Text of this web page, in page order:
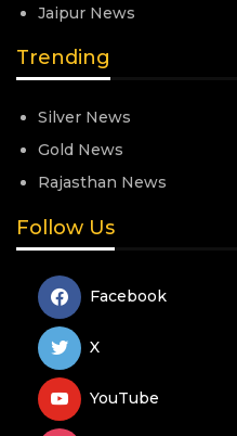
Jaipur News
Trending
Silver News
Gold News
Rajasthan News
Follow Us
Facebook
X
YouTube